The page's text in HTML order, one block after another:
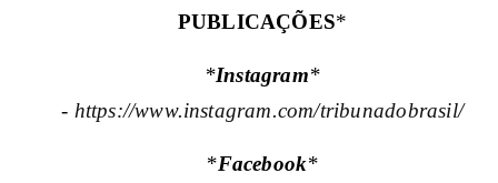
PUBLICAÇÕES*
*Instagram*
- https://www.instagram.com/tribunadobrasil/
*Facebook*